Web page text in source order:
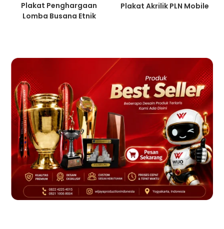
Plakat Penghargaan
Lomba Busana Etnik
Plakat Akrilik PLN Mobile